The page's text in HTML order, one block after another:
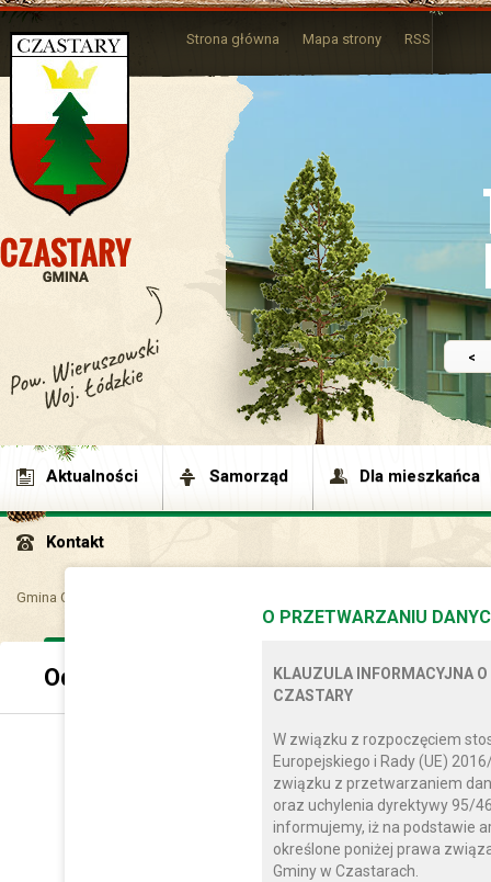
<
Strona główna Mapa strony RSS
Aktualności Samorząd Dla mieszkańca
Kontakt
Gmina Czastary
Oddział Przedszkolny w Radostowie
O PRZETWARZANIU
KLAUZULA INFORMACYJNA
CZASTARY
W związku z rozpoczęciem
Europejskiego i Rady (UE)
związku z przetwarzaniem
oraz uchylenia dyrektywy 95/
informujemy, iż na podstawie
określone poniżej prawa
Gminy w Czastarach.